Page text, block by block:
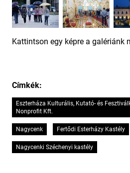
Kattintson egy képre a galériánk
Címkék:
Eszterháza Kulturális, Kutató- és
Nonprofit Kft.
Nagycenk Fertődi Esterházy Kastély
Nagycenki Széchenyi kastély